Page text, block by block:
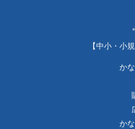
【中小・小
か
か